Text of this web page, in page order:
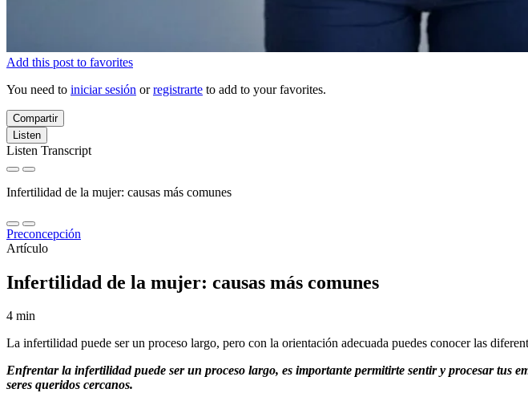
Add this post to favorites
You need to iniciar sesión orregistrarte to add to your favorites.
Compartir
Listen
Listen Transcript
Infertilidad de la mujer: causas más comunes
Preconcepción
Artículo
Infertilidad de la mujer: causas más comunes
4 min
La infertilidad puede ser un proceso largo, pero con la orientación adecuada puedes conocer las
Enfrentar la infertilidad puede ser un proceso largo, es importante permitirte sentir y procesar tus
seres queridos cercanos.